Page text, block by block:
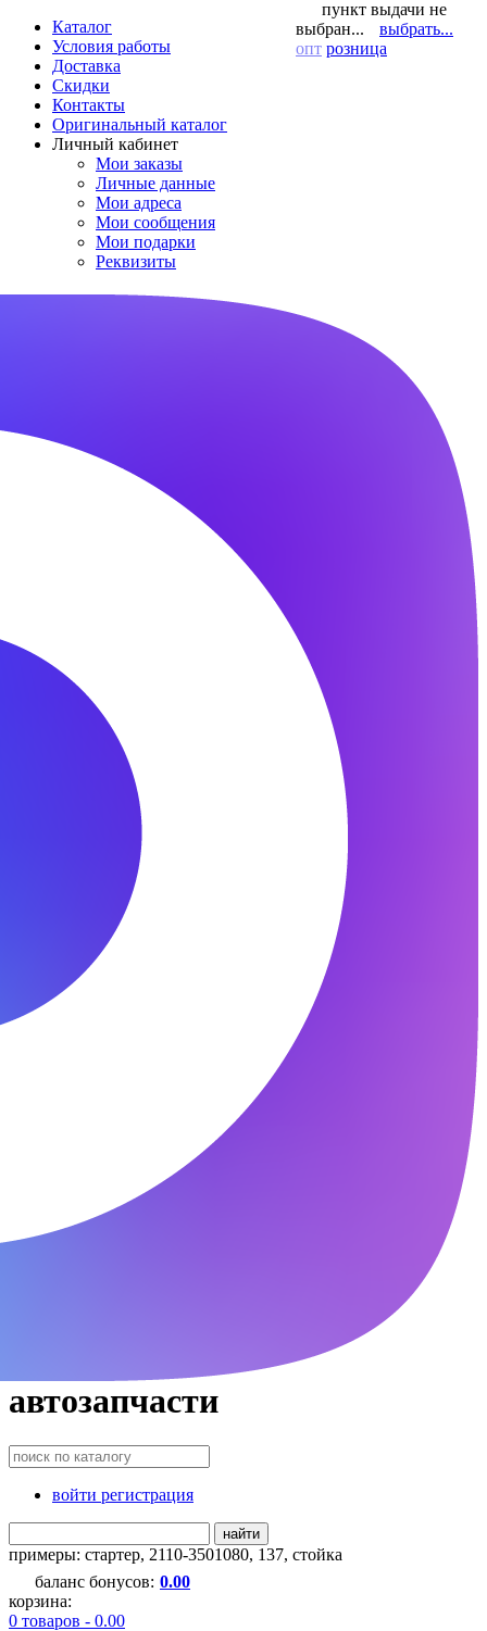
Каталог
Условия работы
Доставка
Скидки
Контакты
Оригинальный каталог
Личный кабинет
Мои заказы
Личные данные
Мои адреса
Мои сообщения
Мои подарки
Реквизиты
пункт выдачи не
выбран...
выбрать...
опт розница
автозапчасти
войти регистрация
найти
примеры: стартер, 2110-3501080, 137, стойка
баланс бонусов: 0.00
корзина:
0 товаров - 0.00